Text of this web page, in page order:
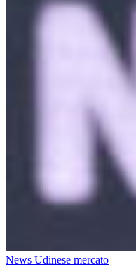
News Udinese mercato